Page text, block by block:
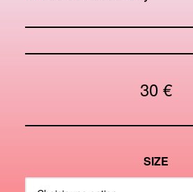
30 €
SIZE